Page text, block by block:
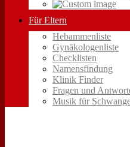
Für Eltern
Hebammenliste
Gynäkologenliste
Checklisten
Namensfindung
Klinik Finder
Fragen und
Musik für